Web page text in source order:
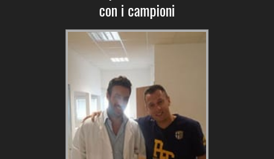
con i campioni